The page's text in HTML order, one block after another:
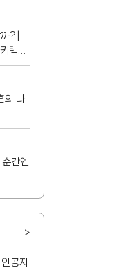
? |
텍처
의 나
간엔
>
공지